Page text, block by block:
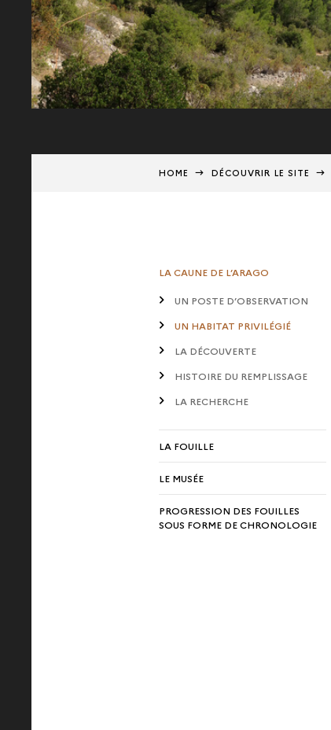
HOME DÉCOUVRIR LE SITE
LA CAUNE DE L’ARAGO
UN POSTE D’OBSERVATION
UN HABITAT PRIVILÉGIÉ
LA DÉCOUVERTE
HISTOIRE DU REMPLISSAGE
LA RECHERCHE
LA FOUILLE
LE MUSÉE
PROGRESSION DES FOUILLES
SOUS FORME DE CHRONOLOGIE